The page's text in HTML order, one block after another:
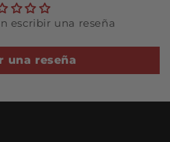
y escribir una reseña
una reseña